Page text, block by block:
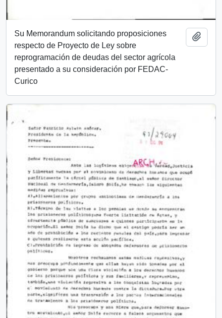
Su Memorandum solicitando proposiciones
respecto de Proyecto de Ley sobre
reprogramación de deudas del sector agrícola
presentado a su consideración por FEDAC-
Curico